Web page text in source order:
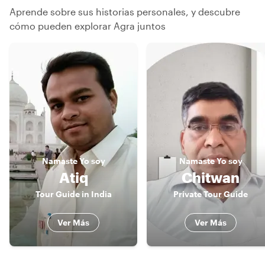
Aprende sobre sus historias personales, y descubre
cómo pueden explorar Agra juntos
Namaste Yo soy
Atiq
Tour Guide in India
Ver Más
NamasteYo soy
Chitwan
Private Tour Guide
Ver Más